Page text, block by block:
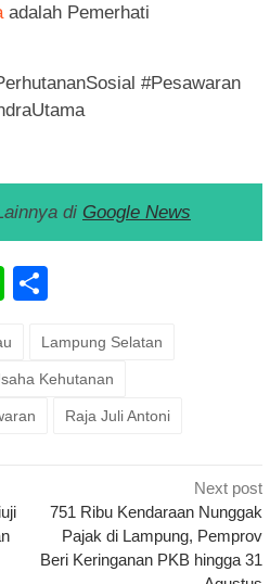
adalah Pemerhati
#Pesawaran
di Google News
Line
Lampung Selatan
Kehutanan
Raja Juli Antoni
Next post
751 Ribu Kendaraan Nunggak
Pajak di Lampung, Pemprov
Beri Keringanan PKB hingga 31